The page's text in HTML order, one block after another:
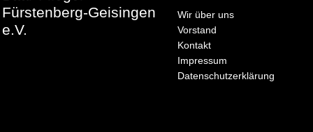
Fürstenberg-Geisingen
e.V.
Wir über uns
Vorstand
Kontakt
Impressum
Datenschutzerklärung